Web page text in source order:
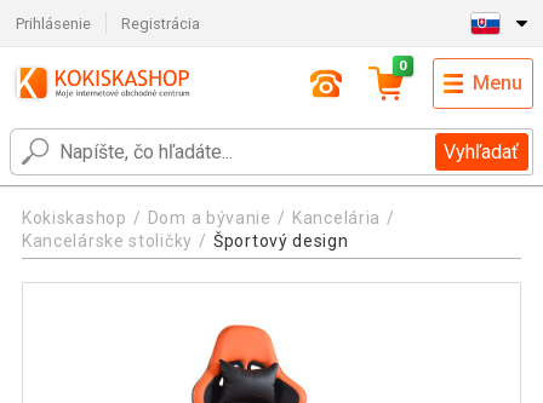
Prihlásenie Registrácia
Vyhľadať
0
Menu
Kokiskashop Dom a bývanie
Kancelária
Kancelárske stoličky
Športový design